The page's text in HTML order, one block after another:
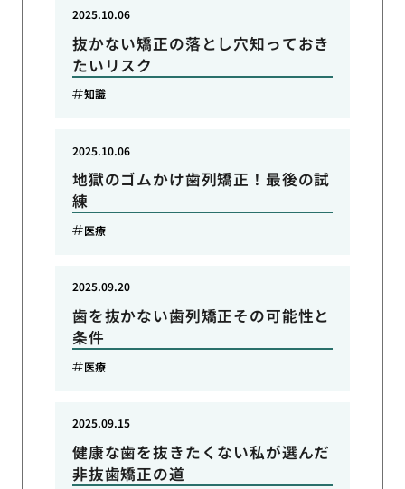
抜かない矯正の落とし穴知っておき
たいリスク
2025.10.06
知識
地獄のゴムかけ歯列矯正！最後の試
練
2025.10.06
医療
歯を抜かない歯列矯正その可能性と
条件
2025.09.20
医療
健康な歯を抜きたくない私が選んだ
非抜歯矯正の道
2025.09.15